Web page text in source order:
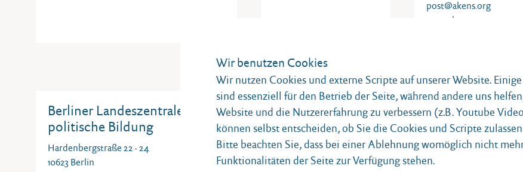
post@akens.org
www.akens.org
Berliner Landeszentrale für
politische Bildung
Hardenbergstraße 22 - 24
10623 Berlin
Bildungsstätte
Knivsberg
Haderslevvej 484
6230
Natur, Umwelt
ländliche Räume
Landes Schleswig-
Wir benutzen Cookies
Wir nutzen Cookies und externe Scripte auf unserer Website.
sind essenziell für den Betrieb der Seite, während andere uns
Website und die Nutzererfahrung zu verbessern (z.B. Youtube
können selbst entscheiden, ob Sie die Cookies und Scripte
Bitte beachten Sie, dass bei einer Ablehnung womöglich nicht
Funktionalitäten der Seite zur Verfügung stehen.